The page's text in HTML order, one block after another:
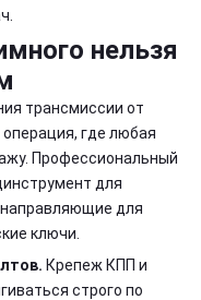
нельзя
трансмиссии от
где любая
Профессиональный
для
для
ключи.
Крепеж КПП и
строго по